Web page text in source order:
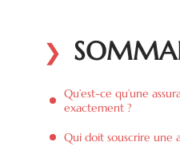
Qu’est-ce qu’une
exactement ?
Qui doit souscrire une